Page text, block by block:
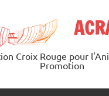
Croix Rouge pour
Promotion